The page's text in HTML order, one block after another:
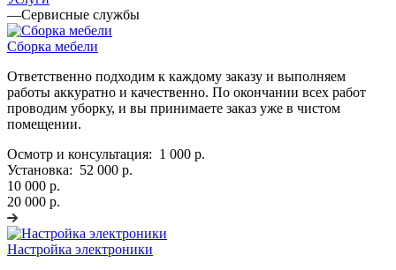
—Сервисные службы
Сборка мебели
Ответственно подходим к каждому заказу и выполняем
работы аккуратно и качественно. По окончании всех работ
проводим уборку, и вы принимаете заказ уже в чистом
помещении.
Осмотр и консультация: 1 000 р.
Установка: 52 000 р.
10 000 р.
20 000 р.
Настройка электроники